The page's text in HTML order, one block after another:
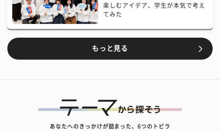
楽しむアイデア、学生が本気で考え
てみた
もっと見る
あなたへのきっかけが詰まった、6つのトビラ